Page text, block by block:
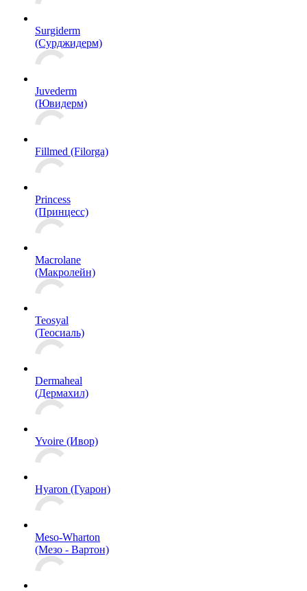
Surgiderm
(Сурджидерм)
Juvederm
(Ювидерм)
Fillmed (Filorga)
Princess
(Принцесс)
Macrolane
(Макролейн)
Teosyal
(Теосиаль)
Dermaheal
(Дермахил)
Yvoire (Ивор)
Hyaron (Гуарон)
Meso-Wharton
(Мезо - Вартон)